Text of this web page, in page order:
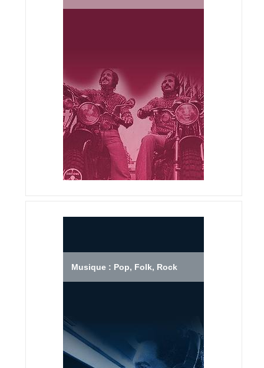
Musique : Pop, Folk, Rock